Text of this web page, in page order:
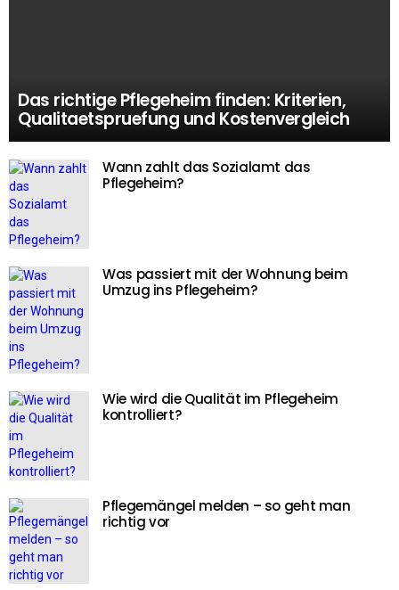
Das richtige Pflegeheim finden: Kriterien,
Qualitaetspruefung und Kostenvergleich
Wann zahlt das Sozialamt das
Pflegeheim?
Was passiert mit der Wohnung beim
Umzug ins Pflegeheim?
Wie wird die Qualität im Pflegeheim
kontrolliert?
Pflegemängel melden – so geht man
richtig vor